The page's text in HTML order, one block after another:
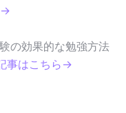
→
の効果的な勉強方法
事はこちら→